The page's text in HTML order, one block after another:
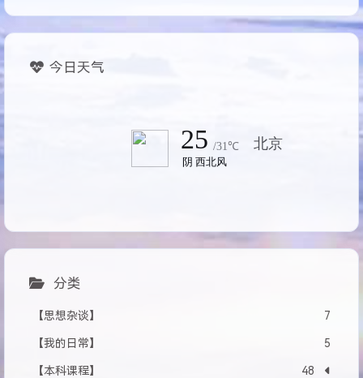
分类
【思想杂谈】 7
【我的日常】 5
【本科课程】 48
今日天气